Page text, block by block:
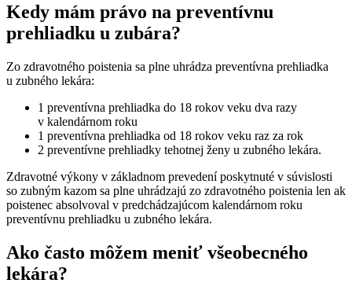
Kedy mám právo na preventívnu
prehliadku u zubára?
Zo zdravotného poistenia sa plne uhrádza preventívna prehliadka
u zubného lekára:
1 preventívna prehliadka do 18 rokov veku dva razy
v kalendárnom roku
1 preventívna prehliadka od 18 rokov veku raz za rok
2 preventívne prehliadky tehotnej ženy u zubného lekára.
Zdravotné výkony v základnom prevedení poskytnuté v súvislosti
so zubným kazom sa plne uhrádzajú zo zdravotného poistenia len ak
poistenec absolvoval v predchádzajúcom kalendárnom roku
preventívnu prehliadku u zubného lekára.
Ako často môžem meniť všeobecného
lekára?